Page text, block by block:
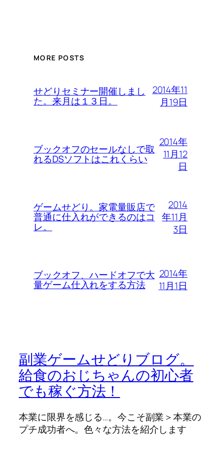
MORE POSTS
せどりセミナー開催しまし
た。来月は１３日。
2014年11
月19日
ブックオフのセールなしで取
れるDSソフトはこれくらい
2014年
11月12
日
ゲームせどり。家電量販店で
普通に仕入れができるのはコ
レ。
2014
年11月
3日
ブックオフ、ハードオフで大
量ゲーム仕入れをする方法
2014年
11月1日
副業ゲームせどりブログ。
給食のおじちゃんの初心者
でも稼ぐ方法！
本業に限界を感じる…。今こそ副業＞本業の
プチ成功者へ。色々な方法を紹介します